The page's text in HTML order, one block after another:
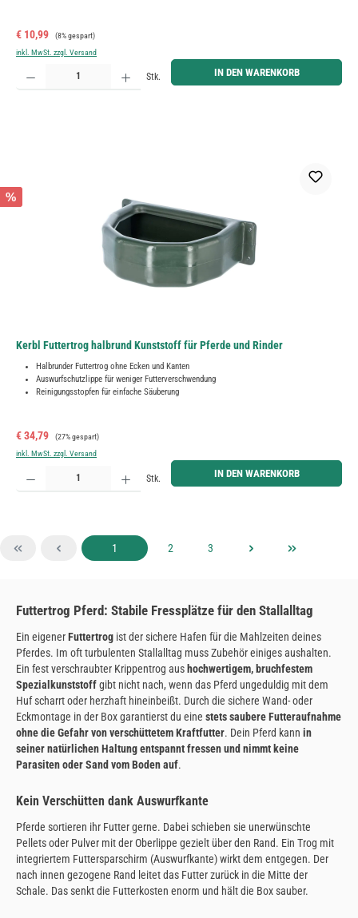
Verkaufspreis:
€ 10,99 Regulärer Preis:
(8% gespart)
inkl. MwSt. zzgl. Versand
Produkt Anzahl: Gib den gewünschten Wert ein oder benutze die Schaltflächen um die Anzahl zu
Stk. IN DEN WARENKORB
%
Kerbl Futtertrog halbrund Kunststoff für Pferde und Rinder
Halbrunder Futtertrog ohne Ecken und Kanten
Auswurfschutzlippe für weniger Futterverschwendung
Reinigungsstopfen für einfache Säuberung
Verkaufspreis:
€ 34,79 Regulärer Preis:
(27% gespart)
inkl. MwSt. zzgl. Versand
Produkt Anzahl: Gib den gewünschten Wert ein oder benutze die Schaltflächen um die Anzahl zu
Stk. IN DEN WARENKORB
Seite
1 Seite
2 Seite
3
Futtertrog Pferd: Stabile Fressplätze für den Stallalltag
Ein eigenerFuttertrog ist der sichere Hafen für die Mahlzeiten deines
Pferdes. Im oft turbulenten Stallalltag muss Zubehör einiges aushalten.
Ein fest verschraubter Krippentrog aus hochwertigem, bruchfestem
Spezialkunststoffgibt nicht nach, wenn das Pferd ungeduldig mit dem
Huf scharrt oder herzhaft hineinbeißt. Durch die sichere Wand- oder
Eckmontage in der Box garantierst du eine stets saubere Futteraufnahme
ohne die Gefahr von verschüttetem Kraftfutter. Dein Pferd kann in
seiner natürlichen Haltung entspannt fressen und nimmt keine
Parasiten oder Sand vom Boden auf.
Kein Verschütten dank Auswurfkante
Pferde sortieren ihr Futter gerne. Dabei schieben sie unerwünschte
Pellets oder Pulver mit der Oberlippe gezielt über den Rand. Ein Trog mit
integriertem Futtersparschirm (Auswurfkante) wirkt dem entgegen. Der
nach innen gezogene Rand leitet das Futter zurück in die Mitte der
Schale. Das senkt die Futterkosten enorm und hält die Box sauber.